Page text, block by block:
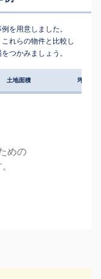
を用意しました。
れらの物件と比較し
つかみましょう。
土地面積 坪単価
めの